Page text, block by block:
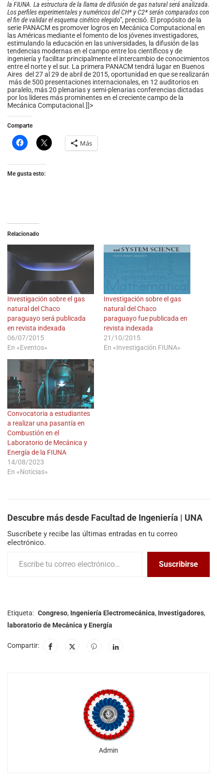
la FIUNA. La estructura de la llama de difusión de gas natural será analizada.
Los perfiles experimentales y numéricos del CH* y C2* serán comparados con
el fin de validar el esquema cinético elegido”, precisó. El propósito de la
serie PANACM es promover logros en Mecánica Computacional en
las Américas mediante el fomento de los jóvenes investigadores,
estimulando la educación en las universidades, la difusión de las
tendencias modernas en el campo entre los científicos y de
ingeniería y facilitar principalmente el intercambio de conocimientos
entre el norte y el sur. La primera PANACM tendrá lugar en Buenos
Aires del 27 al 29 de abril de 2015, oportunidad en que se realizarán
más de 500 presentaciones internacionales, en 12 auditorios en
paralelo, más 20 plenarias y semi-plenarias conferencias dictadas
por los líderes más prominentes en el creciente campo de la
Mecánica Computacional.]]>
Comparte
Más
Me gusta esto:
Relacionado
Investigación sobre el gas
natural del Chaco
paraguayo será publicada
en revista indexada
06/07/2015
En «Eventos»
Investigación sobre el gas
natural del Chaco
paraguayo fue publicada en
revista indexada
21/10/2015
En «Investigación FIUNA»
Convocatoria a estudiantes
a realizar una pasantía en
Combustión en el
Laboratorio de Mecánica y
Energía de la FIUNA
14/08/2023
En «Noticias»
Descubre más desde Facultad de Ingeniería | UNA
Suscríbete y recibe las últimas entradas en tu correo
electrónico.
Suscribirse
Etiqueta: Congreso, Ingeniería Electromecánica, Investigadores,
laboratorio de Mecánica y Energía
Compartir:
Admin